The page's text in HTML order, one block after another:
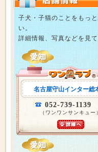
子犬・子猫のことをもっ
い。
詳細情報、写真などを見て
名古屋守山インター総
052-739-1139
（ワンワンサンキュー）